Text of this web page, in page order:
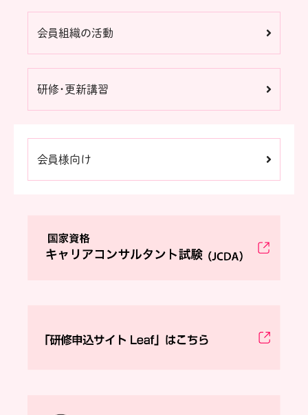
会員組織の活動
研修・更新講習
会員様向け